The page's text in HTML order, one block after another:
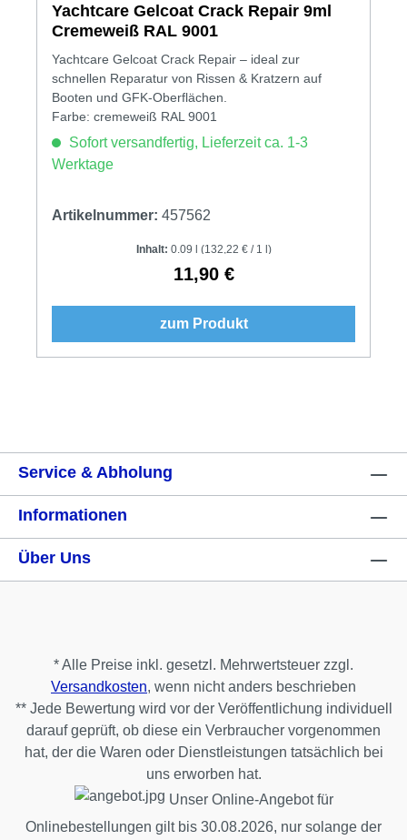
Yachtcare Gelcoat Crack Repair 9ml
Cremeweiß RAL 9001
Yachtcare Gelcoat Crack Repair – ideal zur
schnellen Reparatur von Rissen & Kratzern auf
Booten und GFK-Oberflächen.
Farbe: cremeweiß RAL 9001
Sofort versandfertig, Lieferzeit ca. 1-3
Werktage
Artikelnummer: 457562
Inhalt: 0.09 l (132,22 € / 1 l)
Regulärer Preis:
11,90 €
zum Produkt
Service & Abholung
Informationen
Über Uns
* Alle Preise inkl. gesetzl. Mehrwertsteuer zzgl.
Versandkosten, wenn nicht anders beschrieben
** Jede Bewertung wird vor der Veröffentlichung individuell
darauf geprüft, ob diese ein Verbraucher vorgenommen
hat, der die Waren oder Dienstleistungen tatsächlich bei
uns erworben hat.
Unser Online-Angebot für
Onlinebestellungen gilt bis 30.08.2026, nur solange der